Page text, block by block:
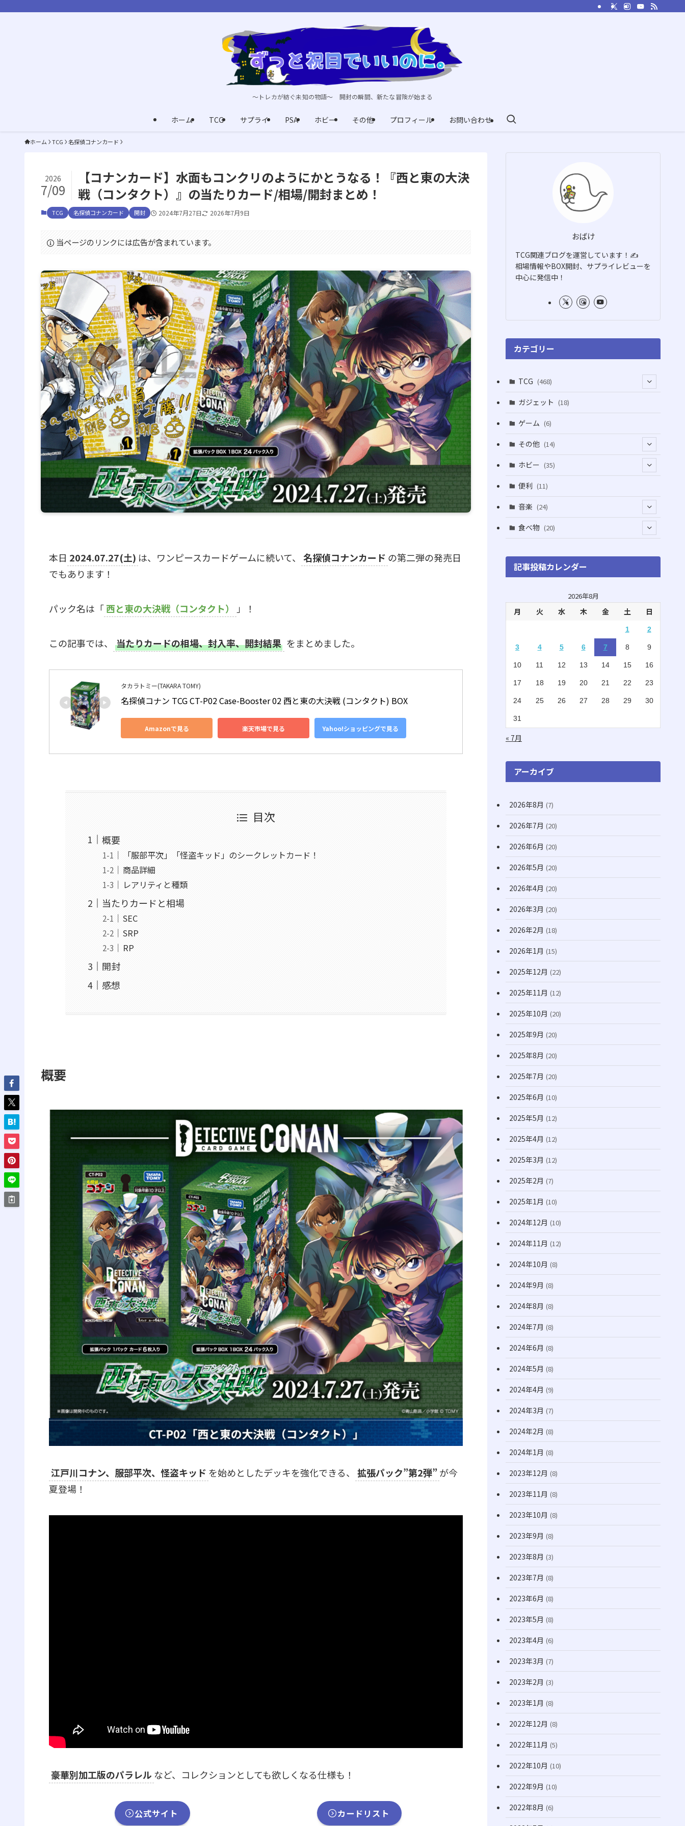
～トレカが紡ぐ未知の物語～ 開封の瞬間、新たな冒険が始まる
ホーム TCG サプライ PSA ホビー その他 プロフィール お問い合わせ
ホーム TCG 名探偵コナンカード
【コナンカード】水面もコンクリのようにかとうなる！『西と東の大決
戦（コンタクト）』の当たりカード/相場/開封まとめ！
2026
7/09
TCG 名探偵コナンカード 開封 2024年7月27日 2026年7月9日
当ページのリンクには広告が含まれています。
本日 2024.07.27(土) は、ワンピースカードゲームに続いて、 名探偵コナンカード の第二弾の発売日
でもあります！
パック名は「西と東の大決戦（コンタクト） 」！
この記事では、 当たりカードの相場、封入率、開封結果 をまとめました。
タカラトミー(TAKARA TOMY)
名探偵コナン TCG CT-P02 Case-Booster 02 西と東の大決戦 (コンタクト) BOX
Amazonで見る 楽天市場で見る Yahoo!ショッピングで見る
目次
概要
「服部平次」「怪盗キッド」のシークレットカード！
商品詳細
レアリティと種類
当たりカードと相場
SEC
SRP
RP
開封
感想
概要
江戸川コナン、服部平次、怪盗キッド を始めとしたデッキを強化できる、 拡張パック”第2弾”が今
夏登場！
豪華別加工版のパラレル など、コレクションとしても欲しくなる仕様も！
公式サイト カードリスト
おばけ
TCG関連ブログを運営しています！✍️
相場情報やBOX開封、サプライレビューを
中心に発信中！
カテゴリー
TCG (468)
(16)
(1)
(3)
(4)
(12)
(4)
(6)
(75)
(7)
(22)
(1)
(5)
(11)
(8)
(5)
(10)
(15)
(20)
(170)
ガジェット (18)
ゲーム (6)
その他 (14)
(1)
ホビー (35)
便利 (11)
音楽 (24)
(18)
食べ物 (20)
(6)
記事投稿カレンダー
2026年8月
月 火 水 木 金 土 日
1 2
3 4 5 6 7 8 9
10 11 12 13 14 15 16
17 18 19 20 21 22 23
24 25 26 27 28 29 30
31
« 7月
アーカイブ
2026年8月 (7)
2026年7月 (20)
2026年6月 (20)
2026年5月 (20)
2026年4月 (20)
2026年3月 (20)
2026年2月 (18)
2026年1月 (15)
2025年12月 (22)
2025年11月 (12)
2025年10月 (20)
2025年9月 (20)
2025年8月 (20)
2025年7月 (20)
2025年6月 (10)
2025年5月 (12)
2025年4月 (12)
2025年3月 (12)
2025年2月 (7)
2025年1月 (10)
2024年12月 (10)
2024年11月 (12)
2024年10月 (8)
2024年9月 (8)
2024年8月 (8)
2024年7月 (8)
2024年6月 (8)
2024年5月 (8)
2024年4月 (9)
2024年3月 (7)
2024年2月 (8)
2024年1月 (8)
2023年12月 (8)
2023年11月 (8)
2023年10月 (8)
2023年9月 (8)
2023年8月 (3)
2023年7月 (8)
2023年6月 (8)
2023年5月 (8)
2023年4月 (6)
2023年3月 (7)
2023年2月 (3)
2023年1月 (8)
2022年12月 (8)
2022年11月 (5)
2022年10月 (10)
2022年9月 (10)
2022年8月 (6)